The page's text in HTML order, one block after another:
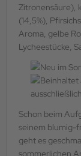
Zitronensäure),
(14,5%),
Aroma, gelbe
Lycheestücke,
Schon beim
seinem blumig-
geht es
sommerlichen